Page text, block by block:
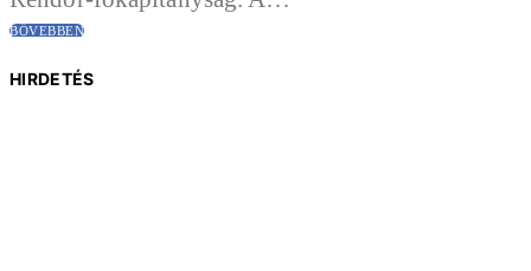
BŐVEBBEN
HIRDETÉS